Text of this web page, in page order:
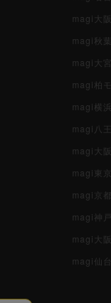
magi大
magi秋
magi大
magi柏
magi横
magi八
magi大
magi東
magi京
magi神
magi大
magi仙